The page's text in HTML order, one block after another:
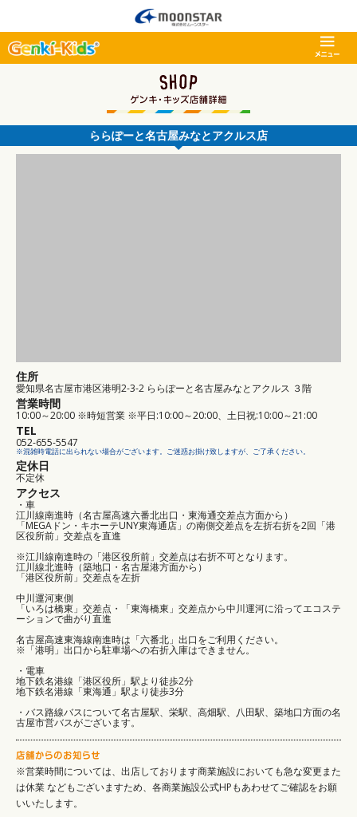
ららぽーと名古屋みなとアクルス店
住所
愛知県名古屋市港区港明2-3-2 ららぽーと名古屋みなとアクルス ３階
営業時間
10:00～20:00 ※時短営業 ※平日:10:00～20:00、土日祝:10:00～21:00
TEL
052-655-5547
※混雑時電話に出られない場合がございます。ご迷惑お掛け致しますが、ご了承ください。
定休日
不定休
アクセス
・車
江川線南進時（名古屋高速六番北出口・東海通交差点方面から）
「MEGAドン・キホーテUNY東海通店」の南側交差点を左折右折を2回「港
区役所前」交差点を直進
※江川線南進時の「港区役所前」交差点は右折不可となります。
江川線北進時（築地口・名古屋港方面から）
「港区役所前」交差点を左折
中川運河東側
「いろは橋東」交差点・「東海橋東」交差点から中川運河に沿ってエコステ
ーションで曲がり直進
名古屋高速東海線南進時は「六番北」出口をご利用ください。
※「港明」出口から駐車場への右折入庫はできません。
・電車
地下鉄名港線「港区役所」駅より徒歩2分
地下鉄名港線「東海通」駅より徒歩3分
・バス路線バスについて名古屋駅、栄駅、高畑駅、八田駅、築地口方面の名
古屋市営バスがございます。
※営業時間については、出店しております商業施設においても急な変更また
は休業などもございますため、各商業施設公式HPもあわせてご確認をお願
いいたします。